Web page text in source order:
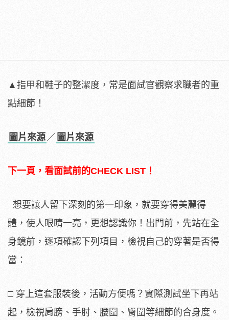
▲指甲和鞋子的整潔度，常是面試官觀察求職者的重
點細節！
圖片來源 ／ 圖片來源
下一頁，看面試前的CHECK LIST！
想要讓人留下深刻的第一印象，就要穿得美麗得
體，使人眼睛一亮，更想認識你！出門前，先站在全
身鏡前，逐項確認下列項目，檢視自己的穿著是否得
當：
□ 穿上這套服裝後，活動方便嗎？實際測試坐下再站
起，檢視肩膀、手肘、腰圍、臀圍等細節的合身度。